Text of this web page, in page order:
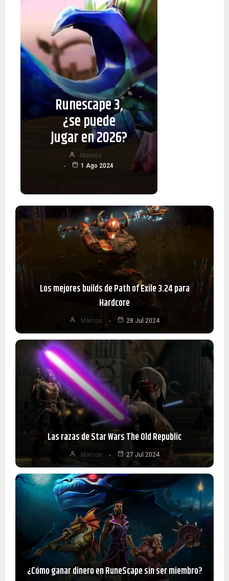
Runescape 3,
¿se puede
jugar en 2026?
Marcos
1 Ago 2024
Los mejores builds de Path of Exile 3.24 para
Hardcore
Marcos 28 Jul 2024
Las razas de Star Wars The Old Republic
Marcos 27 Jul 2024
¿Cómo ganar dinero en RuneScape sin ser miembro?